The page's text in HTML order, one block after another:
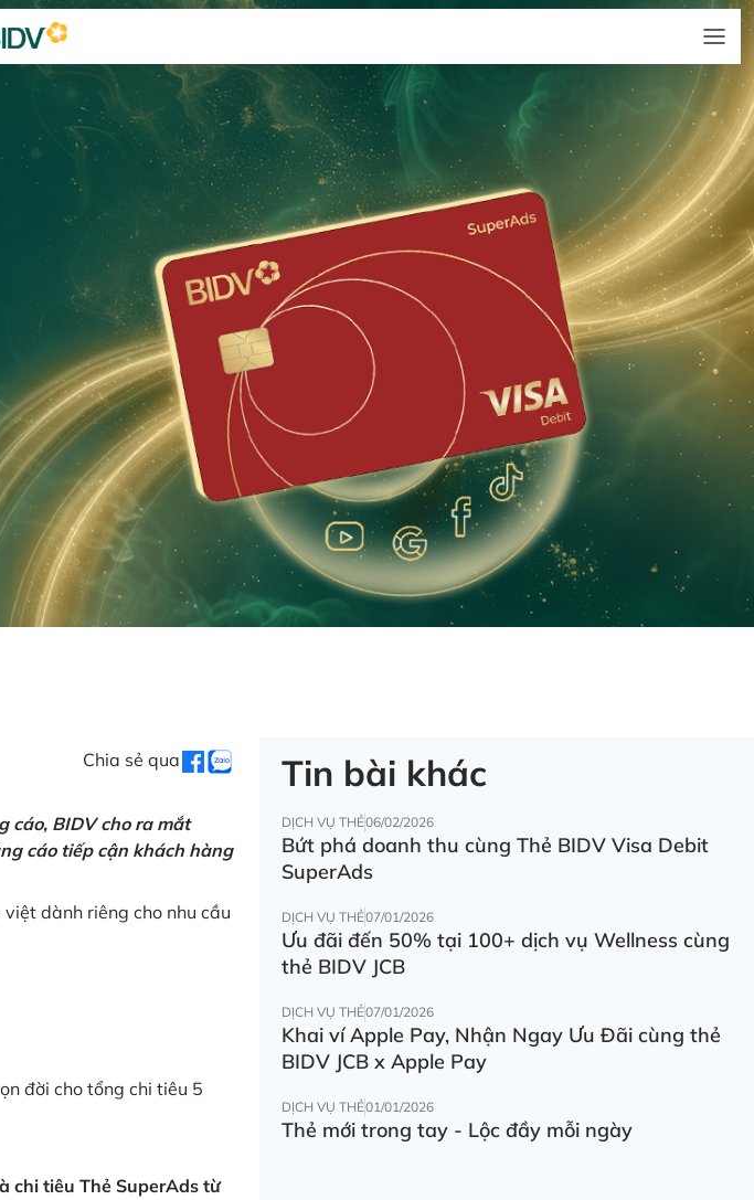
Chia sẻ qua
cáo, BIDV cho ra mắt
cáo tiếp cận khách hàng
dành riêng cho nhu cầu
đời cho tổng chi tiêu 5
chi tiêu Thẻ SuperAds từ
Tin bài khác
DỊCH VỤ THẺ06/02/2026
Bứt phá doanh thu cùng Thẻ BIDV Visa Debit
SuperAds
DỊCH VỤ THẺ07/01/2026
Ưu đãi đến 50% tại 100+ dịch vụ Wellness cùng
thẻ BIDV JCB
DỊCH VỤ THẺ07/01/2026
Khai ví Apple Pay, Nhận Ngay Ưu Đãi cùng thẻ
BIDV JCB x Apple Pay
DỊCH VỤ THẺ01/01/2026
Thẻ mới trong tay - Lộc đầy mỗi ngày